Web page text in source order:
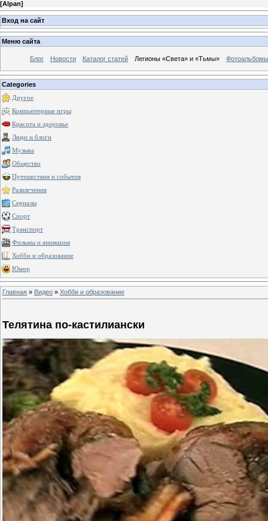
[Alpan]
Вход на сайт
Меню сайта
Блог Новости Каталог статей Легионы «Света» и «Тьмы» Фотоальбомы
Categories
Другое
Компьютерные игры
Красота и здоровье
Люди и блоги
Музыка
Общество
Путешествия и события
Развлечения
Сериалы
Спорт
Транспорт
Фильмы и анимация
Хобби и образование
Юмор
Главная » Видео » Хобби и образование
Телятина по-кастилиански